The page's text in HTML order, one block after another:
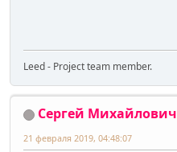
Leed - Project team member.
Сергей Михайлович
21 февраля 2019, 04:48:07